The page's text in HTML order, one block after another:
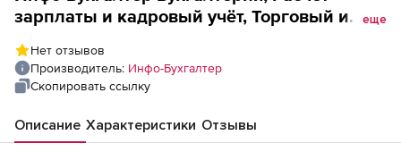
зарплаты и кадровый учёт, Торговый и
версия на 10 раб.мест
еще
Нет отзывов
Производитель: Инфо-Бухгалтер
Скопировать ссылку
Описание Характеристики Отзывы